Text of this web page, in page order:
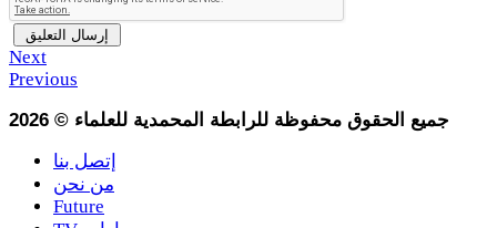
Next
Previous
2026 © جميع الحقوق محفوظة للرابطة المحمدية للعلماء
إتصل بنا
من نحن
Future